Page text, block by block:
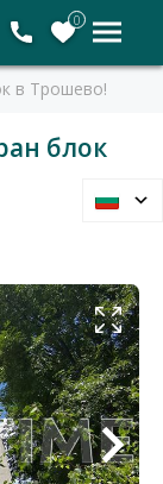
0
в Трошево!
блок